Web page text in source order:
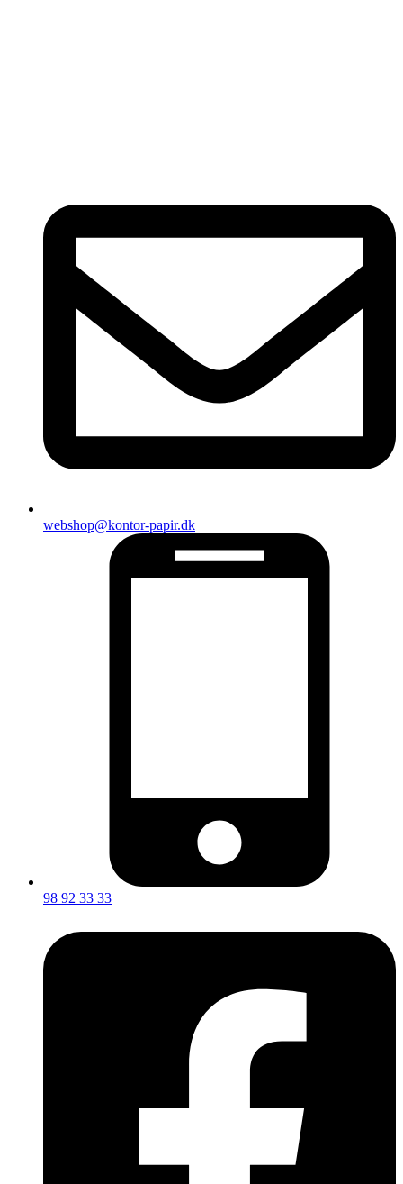
webshop@kontor-papir.dk
98 92 33 33